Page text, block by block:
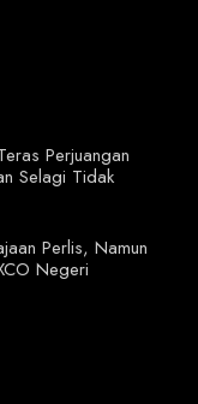
Perjuangan
Selagi Tidak
Perlis, Namun
Negeri